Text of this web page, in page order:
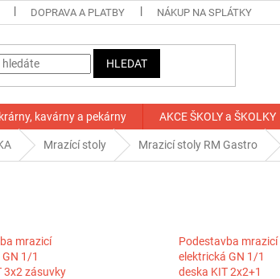
DOPRAVA A PLATBY NÁKUP NA SPLÁTKY
HLEDAT
kavárny a pekárny AKCE ŠKOLY a ŠKOLKY
Mrazící stoly Mrazicí stoly RM Gastro
mrazicí
1/1
3x2 zásuvky
Podestavba mrazicí
elektrická GN 1/1
deska KIT 2x2+1